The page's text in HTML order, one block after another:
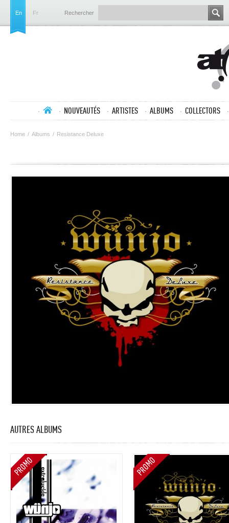
En Fr Rechercher
NOUVEAUTÉS ARTISTES ALBUMS COLLECTORS
Home / Albums / Resistance Deluxe
AUTRES ALBUMS